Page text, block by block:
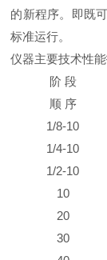
的新程序。即既
标准运行。
仪器主要技术性
阶 段
顺 序
1/8-10
1/4-10
1/2-10
10
20
30